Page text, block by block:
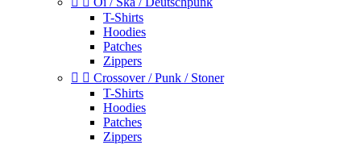
T-Shirts
Hoodies
Patches
Zippers
  Crossover / Punk / Stoner
T-Shirts
Hoodies
Patches
Zippers